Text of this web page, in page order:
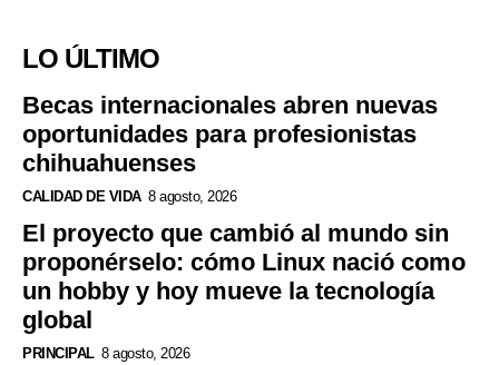
LO ÚLTIMO
Becas internacionales abren nuevas
oportunidades para profesionistas
chihuahuenses
CALIDAD DE VIDA 8 agosto, 2026
El proyecto que cambió al mundo sin
proponérselo: cómo Linux nació como
un hobby y hoy mueve la tecnología
global
PRINCIPAL 8 agosto, 2026